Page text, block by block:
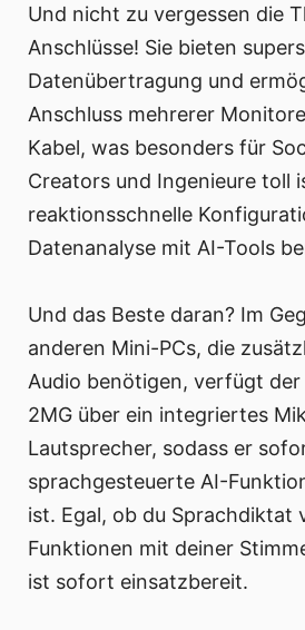
Und nicht zu vergessen die
Anschlüsse! Sie bieten
Datenübertragung und
Anschluss mehrerer
Kabel, was besonders für
Creators und Ingenieure toll
reaktionsschnelle
Datenanalyse mit AI-Tools
Und das Beste daran? Im
anderen Mini-PCs, die
Audio benötigen, verfügt der
2MG über ein integriertes
Lautsprecher, sodass er
sprachgesteuerte AI-
ist. Egal, ob du Sprachdiktat
Funktionen mit deiner
ist sofort einsatzbereit.